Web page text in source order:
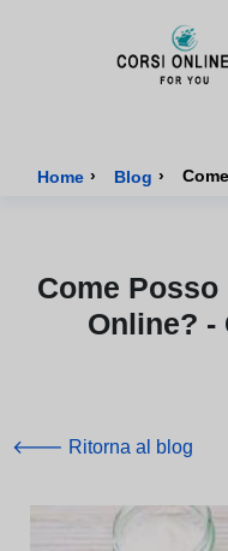
Home › Blog ›
Come
Online? -
🡐 Ritorna al blog